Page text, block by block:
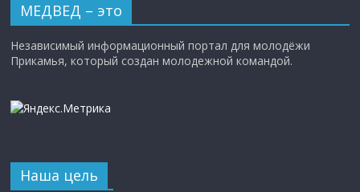
МЕДВЕД – это
Независимый информационный портал для молодёжи
Прикамья, который создан молодежной командой.
Наша цель